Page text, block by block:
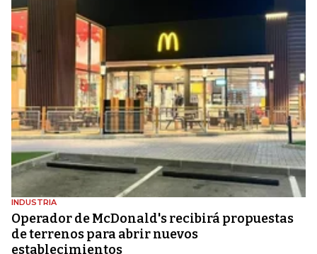
INDUSTRIA
Operador de McDonald's recibirá propuestas
de terrenos para abrir nuevos
establecimientos